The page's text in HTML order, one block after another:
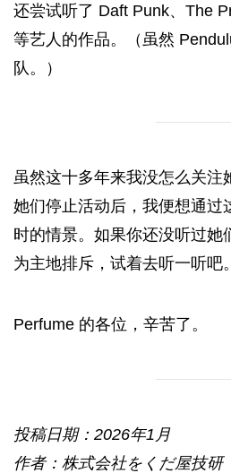
还尝试听了 Daft Punk、The
等艺人的作品。（虽然
队。）
虽然这十多年来我没怎么关注
她们停止活动后，我便想通过
时的情景。如果你还没听过她
为主地排斥，试着去听一听吧。
Perfume 的各位，辛苦了。
投稿日期：2026年1月
作者：株式会社をくだ屋技研